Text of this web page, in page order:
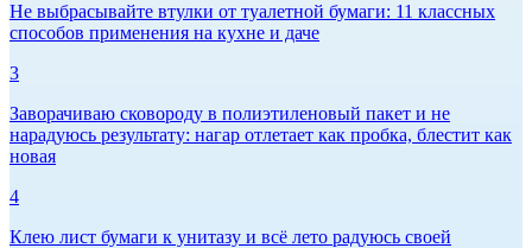
Не выбрасывайте втулки от туалетной бумаги: 11 классных
способов применения на кухне и даче
3
Заворачиваю сковороду в полиэтиленовый пакет и не
нарадуюсь результату: нагар отлетает как пробка, блестит как
новая
4
Клею лист бумаги к унитазу и всё лето радуюсь своей